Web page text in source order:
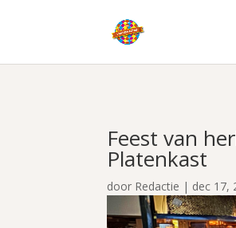
Feest van
Platenkast
door Redactie | dec 17,